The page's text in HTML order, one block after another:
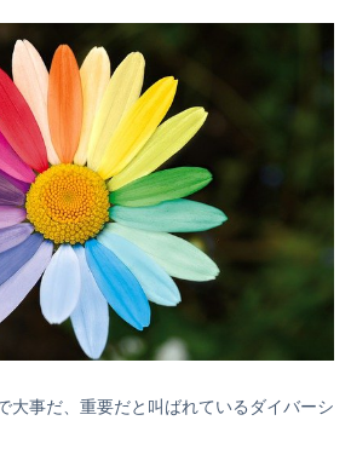
大事だ、重要だと叫ばれているダイバーシ